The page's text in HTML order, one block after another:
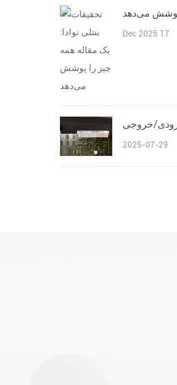
Dec 2025 17
2025-07-29